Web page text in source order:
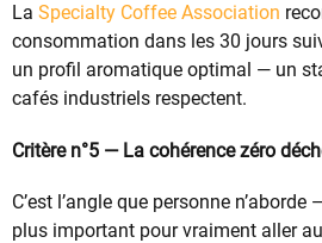
La Specialty Coffee Association
consommation dans les 30 jours
un profil aromatique optimal — un
cafés industriels respectent.
Critère n°5 — La cohérence zéro
C’est l’angle que personne n’aborde
plus important pour vraiment aller